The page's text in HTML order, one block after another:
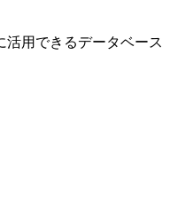
活用できるデータベース